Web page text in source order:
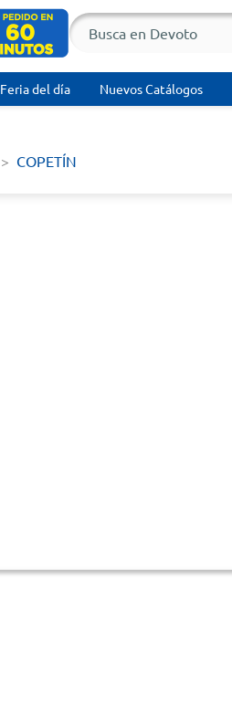
Feria del día Nuevos Catálogos
COPETÍN